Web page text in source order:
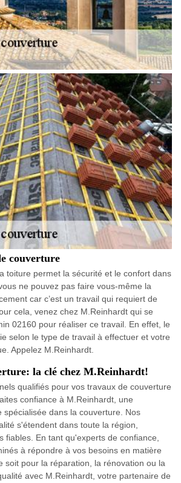
couverture
toiture permet la sécurité et le confort dans
ne pouvez pas faire vous-même la
car c’est un travail qui requiert de
cela, venez chez M.Reinhardt qui se
02160 pour réaliser ce travail. En effet, le
selon le type de travail à effectuer et votre
Appelez M.Reinhardt.
la clé chez M.Reinhardt!
qualifiés pour vos travaux de couverture
confiance à M.Reinhardt, une
spécialisée dans la couverture. Nos
s'étendent dans toute la région,
fiables. En tant qu'experts de confiance,
à répondre à vos besoins en matière
soit pour la réparation, la rénovation ou la
avec M.Reinhardt, votre partenaire de